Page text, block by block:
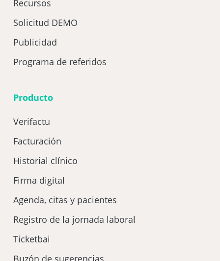
Recursos
Solicitud DEMO
Publicidad
Programa de referidos
Producto
Verifactu
Facturación
Historial clínico
Firma digital
Agenda, citas y pacientes
Registro de la jornada laboral
Ticketbai